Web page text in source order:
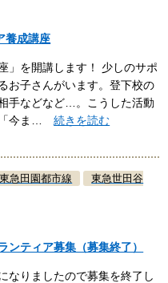
養成講座
」を開講します！ 少しのサポ
お子さんがいます。登下校の
手などなど…。こうした活動
「今ま…続きを読む
東急田園都市線
東急世田谷
ティア募集（募集終了）
なりましたので募集を終了し